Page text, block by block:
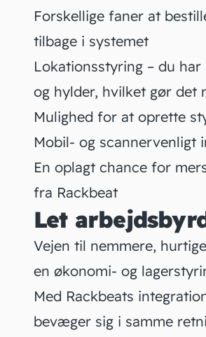
Forskellige faner at
tilbage i systemet
Lokationsstyring – du
og hylder, hvilket gør det
Mulighed for at oprette
Mobil- og scannervenligt
En oplagt chance for
fra Rackbeat
Let
Vejen til nemmere,
en økonomi- og
Med Rackbeats
bevæger sig i samme